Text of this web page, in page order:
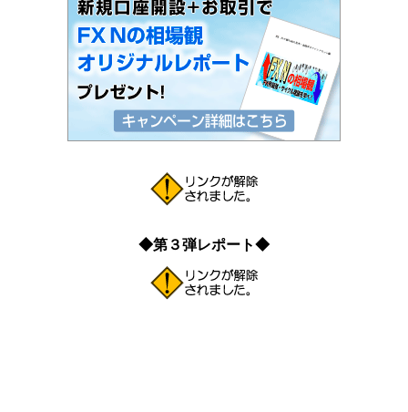
◆第３弾レポート◆